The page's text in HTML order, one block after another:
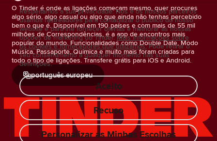
O Tinder é onde as ligações começam mesmo, quer procures
algo sério, algo casual ou algo que ainda não tenhas percebido
bem o que é. Disponível em 190 países e com mais de 55 mil
milhões de Correspondências, é a app de encontros mais
popular do mundo. Funcionalidades como Double Date, Modo
Música, Passaporte, Química e muito mais foram criadas para
todo o tipo de ligações. Transfere grátis para iOS e Android.
português europeu
Respeitamos a sua privacidade. Nós e os nossos parceiros
usamos rastreadores para contabilizar o público do nosso
website e para lhe fornecer ofertas e melhorar as nossas
opções de marketing do Tinder. Mais informações sobre
os cookies e fornecedores que utilizamos. Pode retirar o
seu consentimento a qualquer momento nas suas
definições.
Aceito
Recuso
Personalizar as Minhas Escolhas